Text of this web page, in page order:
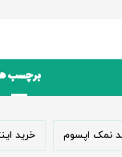
برچسب
نمک اپسوم خرید